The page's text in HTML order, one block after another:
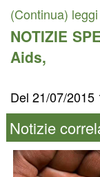
(Continua)
NOTIZIE
Aids,
Del 21/07/2015
Notizie